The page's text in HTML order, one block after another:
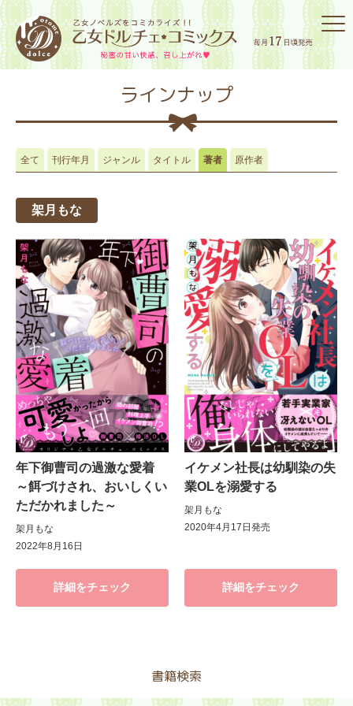
ラインナップ
全て 刊行年月 ジャンル タイトル 著者 原作者
架月もな
年下御曹司の過激な愛着
～餌づけされ、おいしくい
ただかれました～
架月もな
2022年8月16日
詳細をチェック
イケメン社長は幼馴染の失
業OLを溺愛する
架月もな
2020年4月17日発売
詳細をチェック
書籍検索